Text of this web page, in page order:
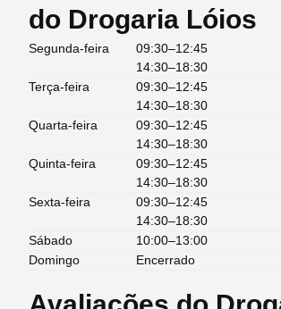
do Drogaria Lóios
Segunda-feira
09:30–12:45
14:30–18:30
Terça-feira
09:30–12:45
14:30–18:30
Quarta-feira
09:30–12:45
14:30–18:30
Quinta-feira
09:30–12:45
14:30–18:30
Sexta-feira
09:30–12:45
14:30–18:30
Sábado
10:00–13:00
Domingo
Encerrado